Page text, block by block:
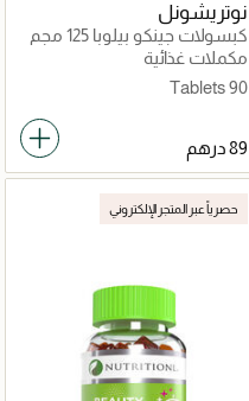
نوتريشونل
كبسولات جينكو بيلوبا 125 مجم
مكملات غذائية
90 Tablets
حصرياً عبر المتجر الإلكتروني